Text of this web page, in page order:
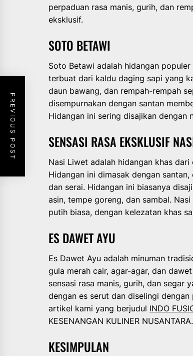
perpaduan rasa manis, gurih, dan
eksklusif.
SOTO BETAWI
Soto Betawi adalah hidangan
terbuat dari kaldu daging sapi yang
daun bawang, dan rempah-rempah
disempurnakan dengan santan
Hidangan ini sering disajikan dengan
SENSASI RASA EKSKLUSIF
Nasi Liwet adalah hidangan khas
Hidangan ini dimasak dengan
dan serai. Hidangan ini biasanya
asin, tempe goreng, dan sambal.
putih biasa, dengan kelezatan khas
ES DAWET AYU
Es Dawet Ayu adalah minuman
gula merah cair, agar-agar, dan
sensasi rasa manis, gurih, dan segar
dengan es serut dan diselingi
artikel kami yang berjudul INDO
KESENANGAN KULINER NUSANTARA.
KESIMPULAN
PREVIOUS POST